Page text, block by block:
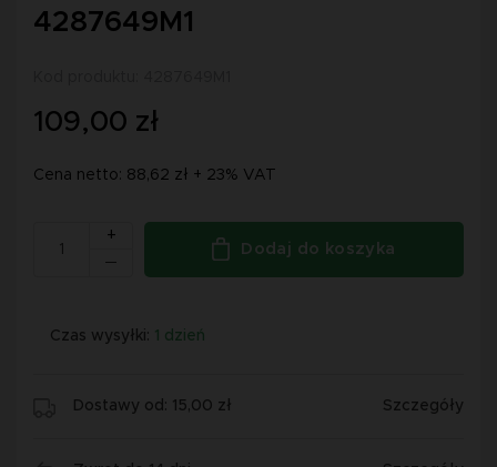
4287649M1
109,00 zł
Cena netto: 88,62 zł + 23% VAT
+
Dodaj do koszyka
Czas wysyłki: 1 dzień
Dostawy od: 15,00 zł Szczegóły